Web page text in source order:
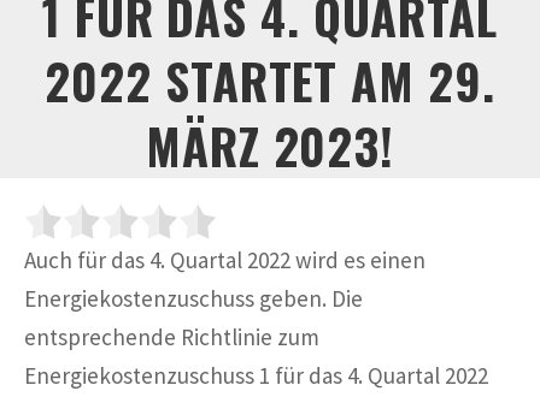
1 FÜR DAS 4. QUARTAL
2022 STARTET AM 29.
MÄRZ 2023!
Auch für das 4. Quartal 2022 wird es einen
Energiekostenzuschuss geben. Die
entsprechende Richtlinie zum
Energiekostenzuschuss 1 für das 4. Quartal 2022